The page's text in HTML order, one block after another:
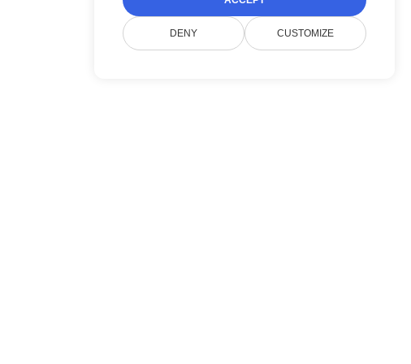
CUSTOMIZE
DENY